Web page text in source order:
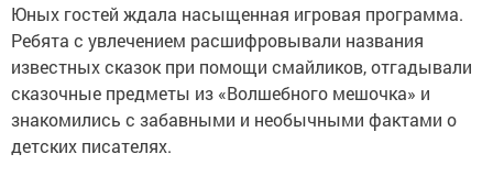
Юных гостей ждала насыщенная игровая программа.
Ребята с увлечением расшифровывали названия
известных сказок при помощи смайликов, отгадывали
сказочные предметы из «Волшебного мешочка» и
знакомились с забавными и необычными фактами о
детских писателях.